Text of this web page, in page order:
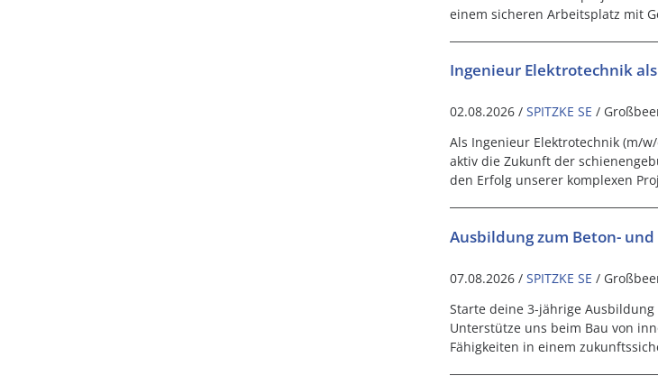
einem sicheren Arbeitsplatz mit
Ingenieur Elektrotechnik
02.08.2026 / SPITZKE SE /
Als Ingenieur Elektrotechnik (m/
aktiv die Zukunft der
den Erfolg unserer komplexen
Ausbildung zum Beton-
07.08.2026 / SPITZKE SE /
Starte deine 3-jährige Ausbildung
Unterstütze uns beim Bau von
Fähigkeiten in einem